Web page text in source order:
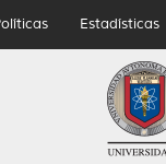
Estadísticas